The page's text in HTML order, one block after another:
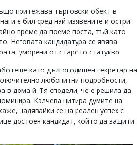
притежава търговски обект в
е бил сред най-изявените и остри
време да поеме поста, тъй като
Неговата кандидатура се явява
уморени от старото статукво.
като дългогодишен секретар на
любопитни подробности,
в дома й. Тя сподели, че е решила да
Калчева цитира думите на
надявайки се на реален успех с
достоен кандидат, който да защити